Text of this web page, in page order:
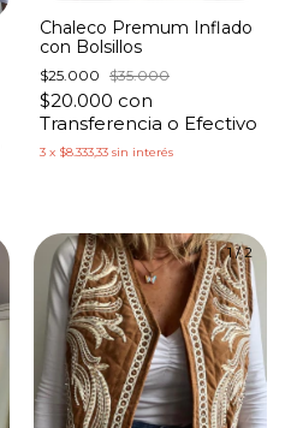
Chaleco Premum Inflado
con Bolsillos
$25.000 $35.000
$20.000 con
Transferencia o Efectivo
3 x $8.333,33 sin interés
1/2